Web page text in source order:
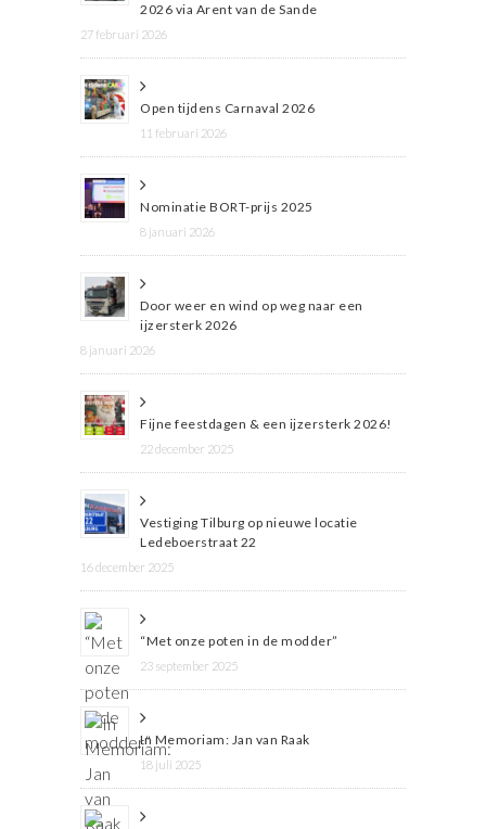
2026 via Arent van de Sande
27 februari 2026
Open tijdens Carnaval 2026
11 februari 2026
Nominatie BORT-prijs 2025
8 januari 2026
Door weer en wind op weg naar een
ijzersterk 2026
8 januari 2026
Fijne feestdagen & een ijzersterk 2026!
22 december 2025
Vestiging Tilburg op nieuwe locatie
Ledeboerstraat 22
16 december 2025
“Met onze poten in de modder”
23 september 2025
In Memoriam: Jan van Raak
18 juli 2025